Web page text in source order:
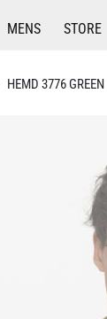
MENS STORE
HEMD 3776 GREEN